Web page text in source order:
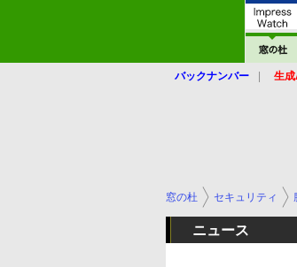
バックナンバー 生成
窓の杜 セキュリティ
ニュース